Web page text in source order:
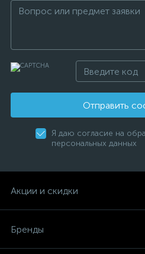
Отправить
Я даю согласие на
персональных данных
Акции и скидки
Бренды